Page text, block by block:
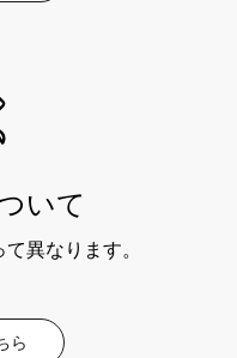
いて
異なります。
ら